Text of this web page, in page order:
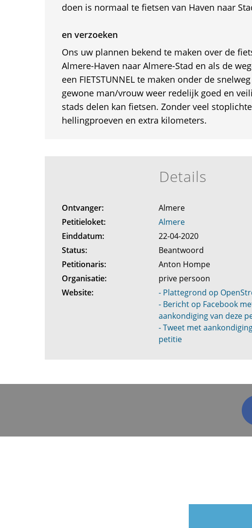
doen is normaal te fietsen van Haven naar
en verzoeken
Ons uw plannen bekend te maken over de
Almere-Haven naar Almere-Stad en als de
een FIETSTUNNEL te maken onder de
gewone man/vrouw weer redelijk goed en
stads delen kan fietsen. Zonder veel
hellingproeven en extra kilometers.
Details
Ontvanger:
Almere
Petitieloket:
Almere
Einddatum:
22-04-2020
Status:
Beantwoord
Petitionaris:
Anton Hompe
Organisatie:
prive persoon
Website:
- Plattegrond op
- Bericht op Facebook
aankondiging van deze
- Tweet met
petitie